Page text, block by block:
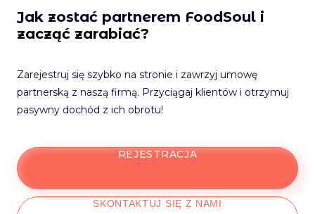
Jak zostać partnerem FoodSoul i
zacząć zarabiać?
Zarejestruj się szybko na stronie i zawrzyj umowę
partnerską z naszą firmą. Przyciągaj klientów i otrzymuj
pasywny dochód z ich obrotu!
REJESTRACJA
SKONTAKTUJ SIĘ Z NAMI